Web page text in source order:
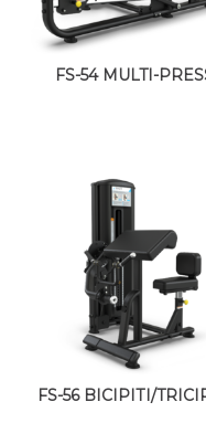
FS-54 MULTI-
FS-56 BICIPITI/